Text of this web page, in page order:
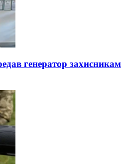
генератор захисникам